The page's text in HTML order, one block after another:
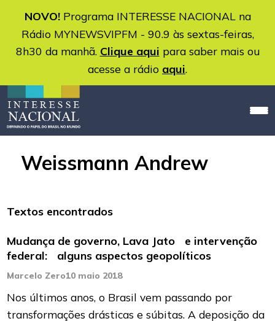
NOVO!Programa INTERESSE NACIONAL na
Rádio MYNEWSVIPFM - 90.9 às sextas-feiras,
8h30 da manhã. Clique aqui para saber mais ou
acesse a rádio aqui.
Weissmann Andrew
Textos encontrados
Mudança de governo, Lava Jato e intervenção
federal: alguns aspectos geopolíticos
Marcelo Zero10 maio 2018
Nos últimos anos, o Brasil vem passando por
transformações drásticas e súbitas. A deposição da